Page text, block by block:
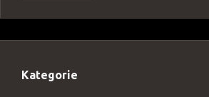
Kategorie